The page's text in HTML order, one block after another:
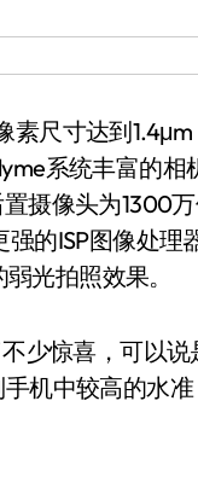
尺寸达到1.4μm
系统丰富的相
摄像头为1300万
的ISP图像处理
光拍照效果。
少惊喜，可以说
机中较高的水